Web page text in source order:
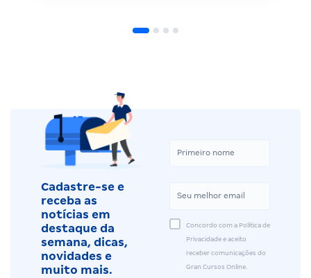
Cadastre-se e
receba as
notícias em
destaque da
semana, dicas,
novidades e
muito mais.
Concordo com a Política de
Privacidade e aceito
receber comunicações do
Gran Cursos Online.